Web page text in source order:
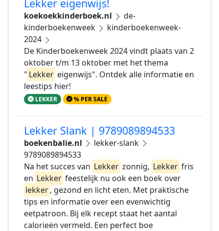
Lekker eigenwijs!
koekoekkinderboek.nl
de-
kinderboekenweek
kinderboekenweek-
2024
De Kinderboekenweek 2024 vindt plaats van 2
oktober t/m 13 oktober met het thema
" Lekker eigenwijs". Ontdek alle informatie en
leestips hier!
LEKKER % PER SALE
Lekker Slank | 9789089894533
boekenbalie.nl
lekker-slank
9789089894533
Na het succes van Lekker zonnig, Lekker fris
en Lekker feestelijk nu ook een boek over
lekker, gezond en licht eten. Met praktische
tips en informatie over een evenwichtig
eetpatroon. Bij elk recept staat het aantal
calorieën vermeld. Een perfect boe